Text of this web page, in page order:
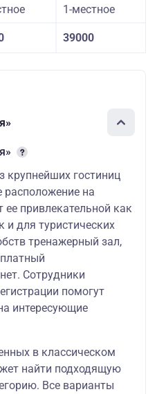
1-местное
39000
крупнейших гостиниц
расположение на
ее привлекательной как
и для туристических
тренажерный зал,
Сотрудники
помогут
интересующие
в классическом
найти подходящую
Все варианты